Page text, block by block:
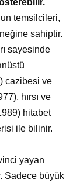
temsilcileri,
sahiptir.
sayesinde
cazibesi ve
hırsı ve
hitabet
ile bilinir.
yayan
Sadece büyük